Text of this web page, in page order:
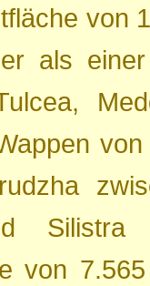
von
als
von